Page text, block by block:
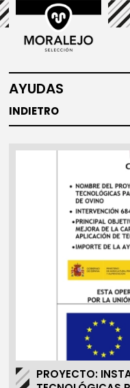
AYUDAS
INDIETRO
PROYECTO: